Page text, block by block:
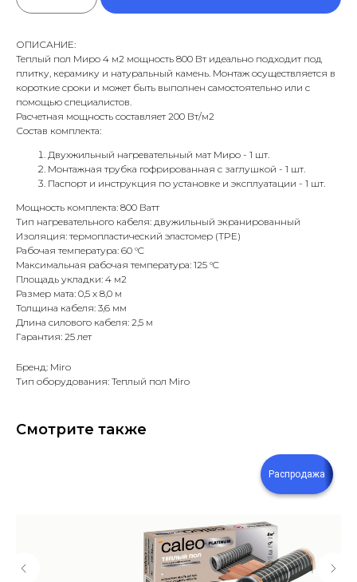
ОПИСАНИЕ:
Теплый пол Миро 4 м2 мощность 800 Вт идеально подходит под
плитку, керамику и натуральный камень. Монтаж осуществляется в
короткие сроки и может быть выполнен самостоятельно или с
помощью специалистов.
Расчетная мощность составляет 200 Вт/м2
Состав комплекта:
Двухжильный нагревательный мат Миро - 1 шт.
Монтажная трубка гофрированная с заглушкой - 1 шт.
Паспорт и инструкция по установке и эксплуатации - 1 шт.
Мощность комплекта: 800 Ватт
Тип нагревательного кабеля: двужильный экранированный
Изоляция: термопластический эластомер (TPE)
Рабочая температура: 60 °C
Максимальная рабочая температура: 125 °C
Площадь укладки: 4 м2
Размер мата: 0,5 х 8,0 м
Толщина кабеля: 3,6 мм
Длина силового кабеля: 2,5 м
Гарантия: 25 лет
Бренд: Miro
Тип оборудования: Теплый пол Miro
Смотрите также
Распродажа